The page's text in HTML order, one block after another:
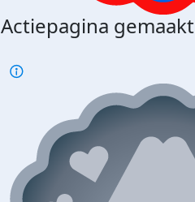
Actiepagina gemaakt